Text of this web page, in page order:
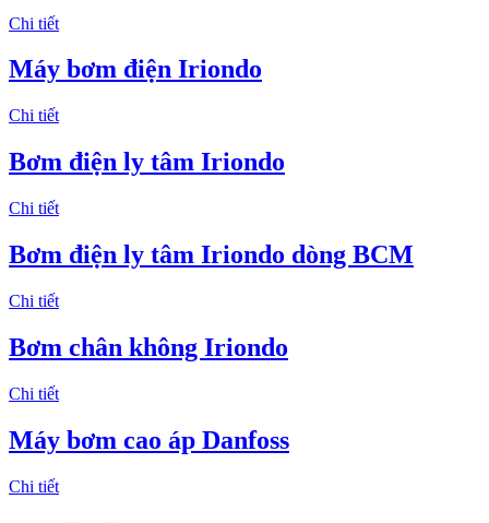
Chi tiết
Máy bơm điện Iriondo
Chi tiết
Bơm điện ly tâm Iriondo
Chi tiết
Bơm điện ly tâm Iriondo dòng BCM
Chi tiết
Bơm chân không Iriondo
Chi tiết
Máy bơm cao áp Danfoss
Chi tiết